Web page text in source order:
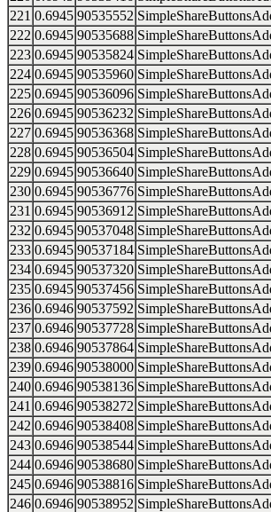
221 0.6945 90535552
222 0.6945 90535688
223 0.6945 90535824
224 0.6945 90535960
225 0.6945 90536096
226 0.6945 90536232
227 0.6945 90536368
228 0.6945 90536504
229 0.6945 90536640
230 0.6945 90536776
231 0.6945 90536912
232 0.6945 90537048
233 0.6945 90537184
234 0.6945 90537320
235 0.6945 90537456
236 0.6946 90537592
237 0.6946 90537728
238 0.6946 90537864
239 0.6946 90538000
240 0.6946 90538136
241 0.6946 90538272
242 0.6946 90538408
243 0.6946 90538544
244 0.6946 90538680
245 0.6946 90538816
246 0.6946 90538952